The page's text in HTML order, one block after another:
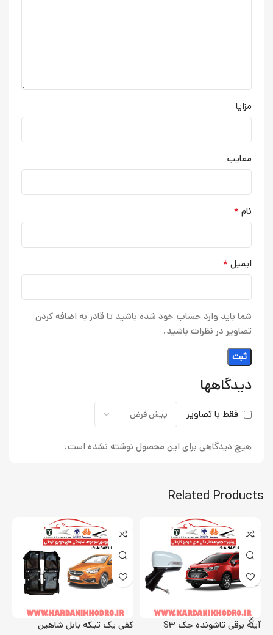
دیدگاهها
فقط با تصاویر
هیچ دیدگاهی برای این محصول نوشته نشده است.
مزایا
معایب
نام *
ایمیل *
شما باید وارد حساب خود شده باشید تا قادر به اضافه کردن
تصاویر در نظرات باشید.
Related Products
آینه برقی تاشونده جک S3
کفی یک تیکه بابل شاهین